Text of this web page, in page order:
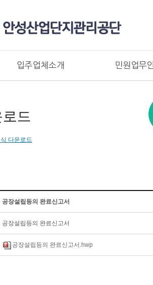
입주업체소개 민원업무
드
다운로드
공장설립등의 완료신고서
공장설립등의 완료신고서
공장설립등의 완료신고서.hwp